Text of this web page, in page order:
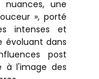
une
», porté
intenses et
évoluant dans
post
à l'image des